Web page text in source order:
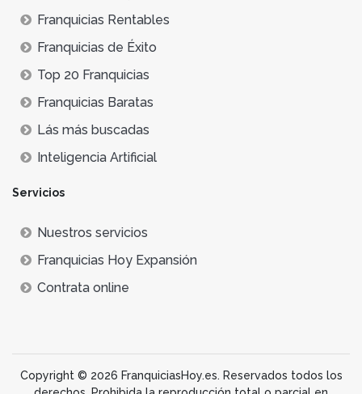
Franquicias Rentables
Franquicias de Éxito
Top 20 Franquicias
Franquicias Baratas
Lás más buscadas
Inteligencia Artificial
Servicios
Nuestros servicios
Franquicias Hoy Expansión
Contrata online
Copyright © 2026 FranquiciasHoy.es. Reservados todos los